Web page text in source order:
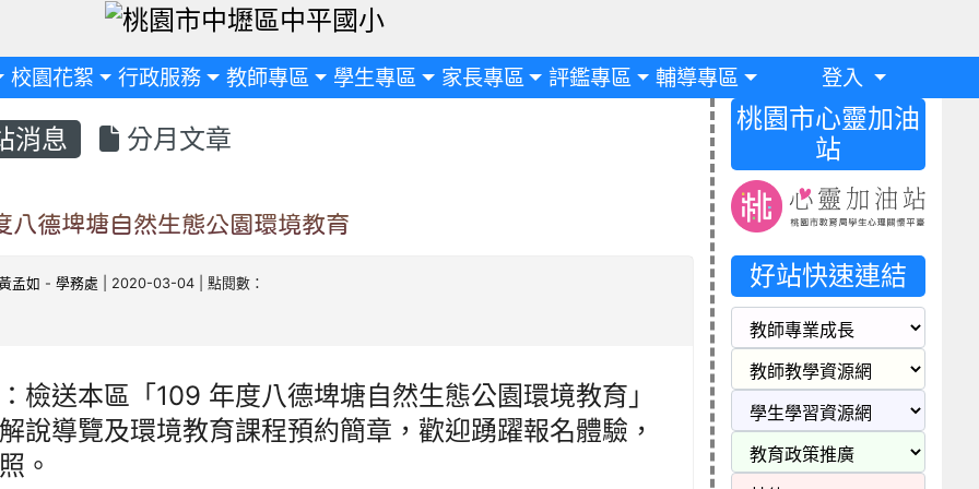
校園花絮 行政服務 教師專區 學生專區 家長專區 評鑑專區 輔導專區 登入
消息 分月文章
八德埤塘自然生態公園環境教育
孟如 -學務處 | 2020-03-04 | 點閱數：
檢送本區「109 年度八德埤塘自然生態公園環境教育」
說導覽及環境教育課程預約簡章，歡迎踴躍報名體驗，
。
桃園市心靈加油
站
好站快速連結